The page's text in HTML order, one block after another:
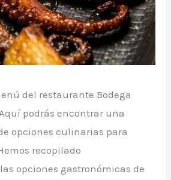
del restaurante Bodega
podrás encontrar una
opciones culinarias para
recopilado
opciones gastronómicas de